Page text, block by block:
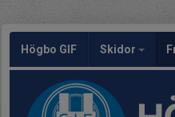
Högbo GIF Skidor